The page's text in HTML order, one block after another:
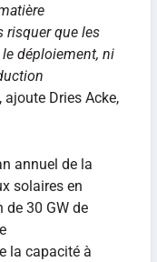
risquer que les
déploiement, ni
ajoute Dries Acke,
annuel de la
solaires en
de 30 GW de
la capacité à